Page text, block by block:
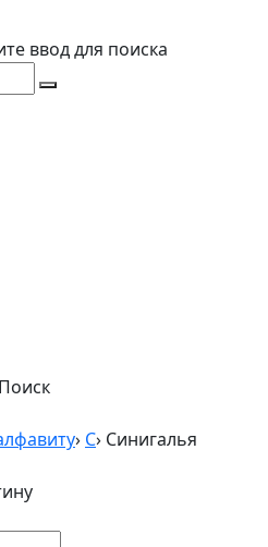
ввод для поиска
Поиск
› С› Синигалья